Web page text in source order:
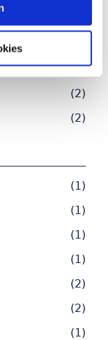
(1)
(1)
(1)
(1)
(2)
(2)
(1)
(2)
(2)
(2)